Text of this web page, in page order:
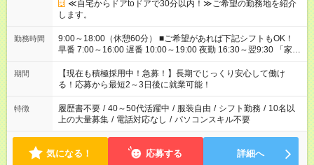
≪自宅からドアtoドアで30分以内！≫ご希望の勤務地を紹介
します。
勤務時間
9:00～18:00（休憩60分） ■ご希望があれば下記シフトもOK！
早番 7:00～16:00 遅番 10:00～19:00 夜勤 16:30～翌9:30 「家族
と休みを合わせたい」 「余裕を持って夕飯の準備がしたい」
「できれば残業はしたくない」 など、ご希望を教えてください
ね。 ※Wワーク希望の方へ 今ご覧のお仕事で希望する勤務時間
と、もう1つのお仕事の勤務時間が 合計で週40時間を超える場
合は応募できません。
期間
【現在も積極採用中！急募！】長期でじっくり安心して働け
る！応募から最短2～3日後に就業可能！
特徴 履歴書不要 / 40～50代活躍中 / 服装自由 / シフト勤務 / 10名以
上の大量募集 / 電話対応なし / パソコンスキル不要
気になる！ 応募する 詳細へ